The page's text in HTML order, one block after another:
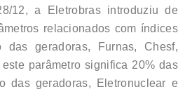
12, a Eletrobras introduziu de
relacionados com índices
geradoras, Furnas, Chesf,
parâmetro significa 20% das
das geradoras, Eletronuclear e